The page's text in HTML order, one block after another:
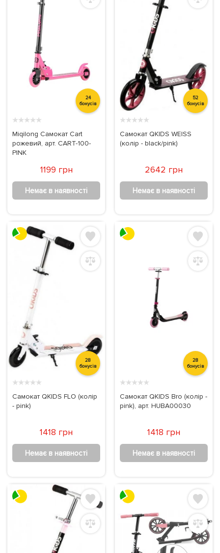
24
бонусів
★★★★★
Miqilong Самокат Cart
рожевий, арт. CART-100-
PINK
1199 грн
Немає в наявності
52
бонусів
★★★★★
Самокат QKIDS WEISS
(колір - black/pink)
2642 грн
Немає в наявності
28
бонусів
★★★★★
Самокат QKIDS FLO (колір
- pink)
1418 грн
Немає в наявності
28
бонусів
★★★★★
Самокат QKIDS Bro (колір -
pink), арт. HUBA00030
1418 грн
Немає в наявності